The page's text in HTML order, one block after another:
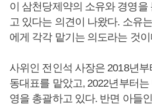
이 삼천당제약의 소유와 경영을
고 있다는 의견이 나왔다. 소유
에게 각각 맡기는 의도라는 것
사위인 전인석 사장은 2018년
동대표를 맡았고, 2022년부터
영을 총괄하고 있다. 반면 아들